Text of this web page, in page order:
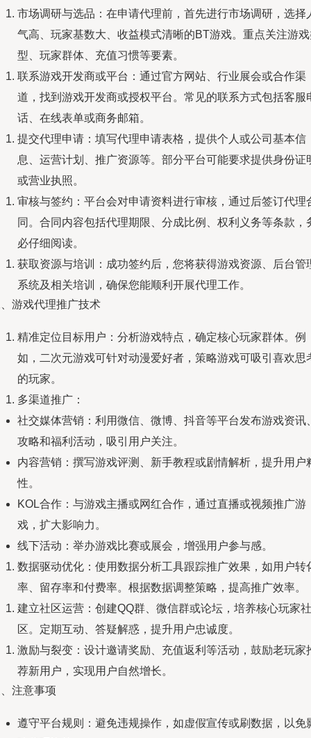
市场调研与选品：在申请代理前，首先进行市场调研，选择
气高、玩家基数大、收益模式清晰的BT游戏。重点关注游
型、玩家群体、充值习惯等要素。
联系游戏开发商或平台：通过官方网站、行业展会或合作渠
道，找到游戏开发商或授权平台。常见的联系方式包括客服
话、在线表单或商务邮箱。
提交代理申请：填写代理申请表格，提供个人或公司基本信
息、运营计划、推广资源等。部分平台可能要求提供身份证
或营业执照。
审核与签约：平台会对申请资料进行审核，通过后签订代理
同。合同内容包括代理期限、分成比例、权利义务等条款，
必仔细阅读。
获取资源与培训：成功签约后，您将获得游戏资源、后台管
系统及相关培训，确保您能顺利开展代理工作。
游戏代理推广技术
精准定位目标用户：分析游戏特点，确定核心玩家群体。例
如，二次元游戏可针对动漫爱好者，策略游戏可吸引喜欢思
的玩家。
多渠道推广：
社交媒体营销：利用微信、微博、抖音等平台发布游戏资讯
攻略和福利活动，吸引用户关注。
内容营销：撰写游戏评测、新手教程或剧情解析，提升用户
性。
KOL合作：与游戏主播或网红合作，通过直播或视频推广游
戏，扩大影响力。
线下活动：举办游戏比赛或展会，增强用户参与感。
数据驱动优化：使用数据分析工具跟踪推广效果，如用户转
率、留存率和付费率。根据数据调整策略，提高推广效率。
建立社区运营：创建QQ群、微信群或论坛，培养核心玩家社
区。定期互动、答疑解惑，提升用户忠诚度。
激励与裂变：设计邀请奖励、充值返利等活动，鼓励老玩家
荐新用户，实现用户自然增长。
注意事项
遵守平台规则：避免违规操作，如虚假宣传或刷数据，以免